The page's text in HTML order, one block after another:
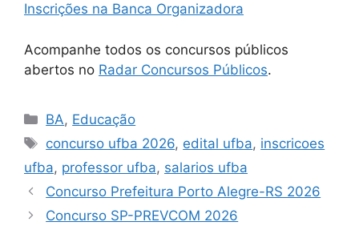
Inscrições na Banca Organizadora
Acompanhe todos os concursos públicos
abertos no Radar Concursos Públicos.
Categorias
BA, Educação
Tags
concurso ufba 2026, edital ufba, inscricoes
ufba, professor ufba, salarios ufba
Concurso Prefeitura Porto Alegre-RS 2026
Concurso SP-PREVCOM 2026